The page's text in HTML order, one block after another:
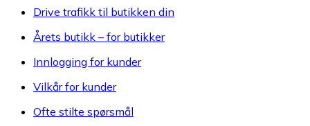
Drive trafikk til butikken din
Årets butikk – for butikker
Innlogging for kunder
Vilkår for kunder
Ofte stilte spørsmål